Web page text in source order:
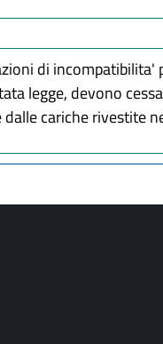
di incompatibilita'
legge, devono
cariche rivestite